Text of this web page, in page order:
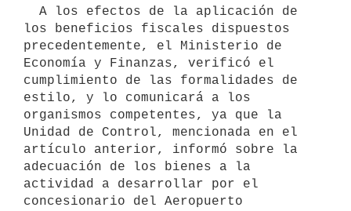
los beneficios fiscales dispuestos
precedentemente, el Ministerio de
Economía y Finanzas, verificó el
cumplimiento de las formalidades de
estilo, y lo comunicará a los
organismos competentes, ya que la
Unidad de Control, mencionada en el
artículo anterior, informó sobre la
adecuación de los bienes a la
actividad a desarrollar por el
concesionario del Aeropuerto